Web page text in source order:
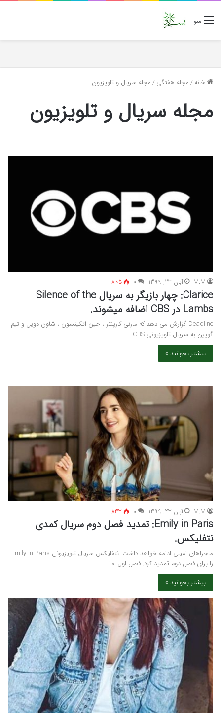
منو
خانه/مجله هفتگی/مجله سریال و تلویزیون
مجله سریال و تلویزیون
M.M آبان 23, 1399 ۰ 805
Clarice: چهار بازیگر به سریال Silence of the
Lambs در CBS اضافه میشوند.
Deadline گزارش می دهد که مارنی کارپنتر ، جین اتکینسون ، شاون دویل و تیم
گویین به سریال تلویزیونی CBS…
بیشتر بخوانید »
M.M آبان 23, 1399 ۰ 833
Emily in Paris: تمدید فصل دوم سریال کمدی
نتفلیکس.
ماجراهای امیلی ادامه خواهد داشت. نتفلیکس سریال تلویزیونی Emily in Paris
را برای فصل دوم تمدید کرد. فصل اول 10…
بیشتر بخوانید »